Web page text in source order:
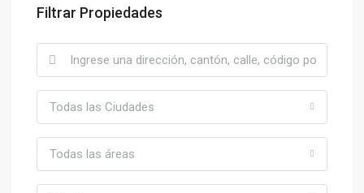
Filtrar Propiedades
Todas las Ciudades
Todas las áreas